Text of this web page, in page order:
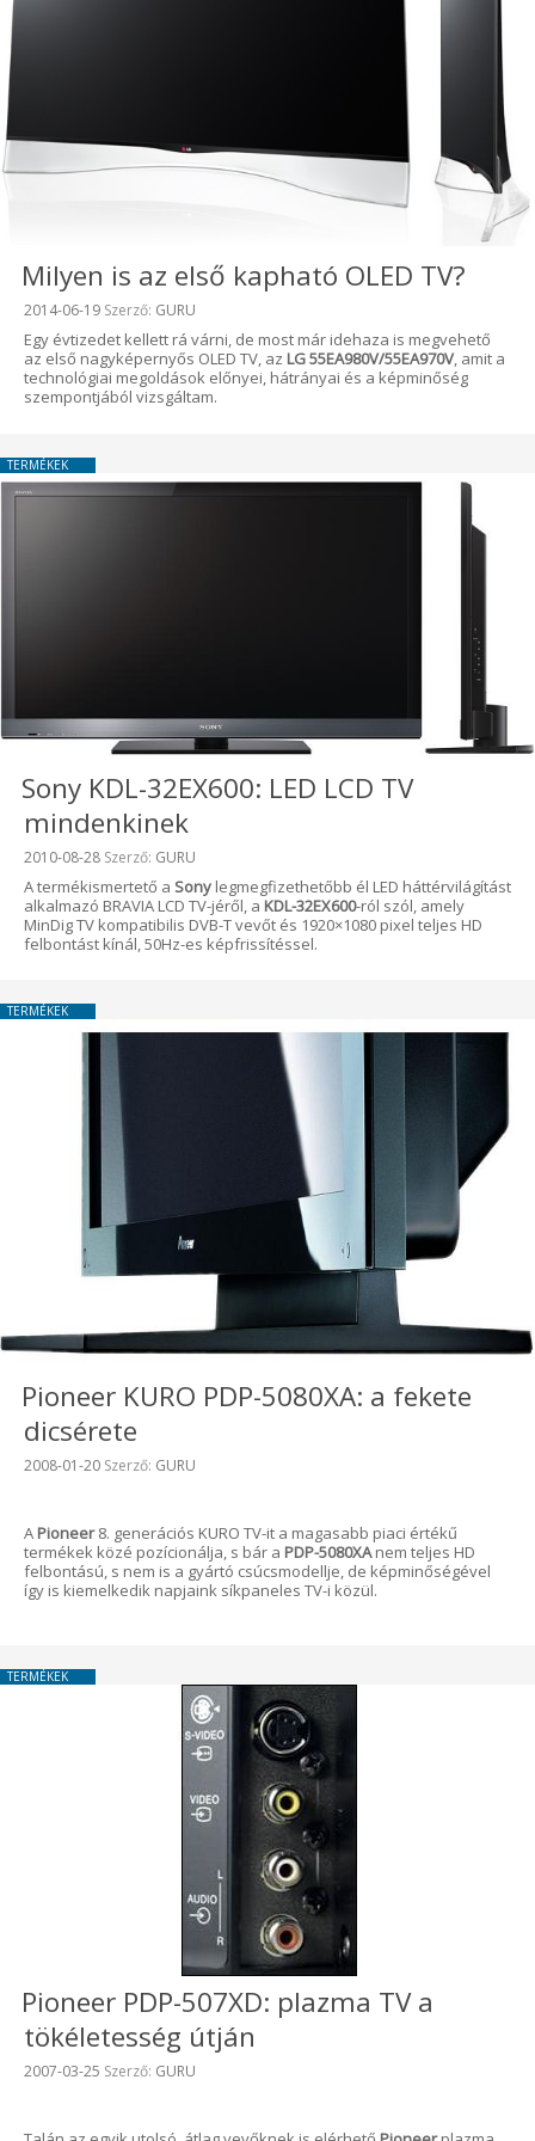
Milyen is az első kapható OLED TV?
Beküldve:
2014-06-19 Szerző: GURU
Egy évtizedet kellett rá várni, de most már idehaza is megvehető
az első nagyképernyős OLED TV, az LG 55EA980V/55EA970V, amit a
technológiai megoldások előnyei, hátrányai és a képminőség
szempontjából vizsgáltam.
TERMÉKEK
Sony KDL-32EX600: LED LCD TV
mindenkinek
Beküldve:
2010-08-28 Szerző: GURU
A termékismertető a Sony legmegfizethetőbb él LED háttérvilágítást
alkalmazó BRAVIA LCD TV-jéről, a KDL-32EX600-ról szól, amely
MinDig TV kompatibilis DVB-T vevőt és 1920×1080 pixel teljes HD
felbontást kínál, 50Hz-es képfrissítéssel.
TERMÉKEK
Pioneer KURO PDP-5080XA: a fekete
dicsérete
Beküldve:
2008-01-20 Szerző: GURU
A Pioneer8. generációs KURO TV-it a magasabb piaci értékű
termékek közé pozícionálja, s bár a PDP-5080XAnem teljes HD
felbontású, s nem is a gyártó csúcsmodellje, de képminőségével
így is kiemelkedik napjaink síkpaneles TV-i közül.
TERMÉKEK
Pioneer PDP-507XD: plazma TV a
tökéletesség útján
Beküldve:
2007-03-25 Szerző: GURU